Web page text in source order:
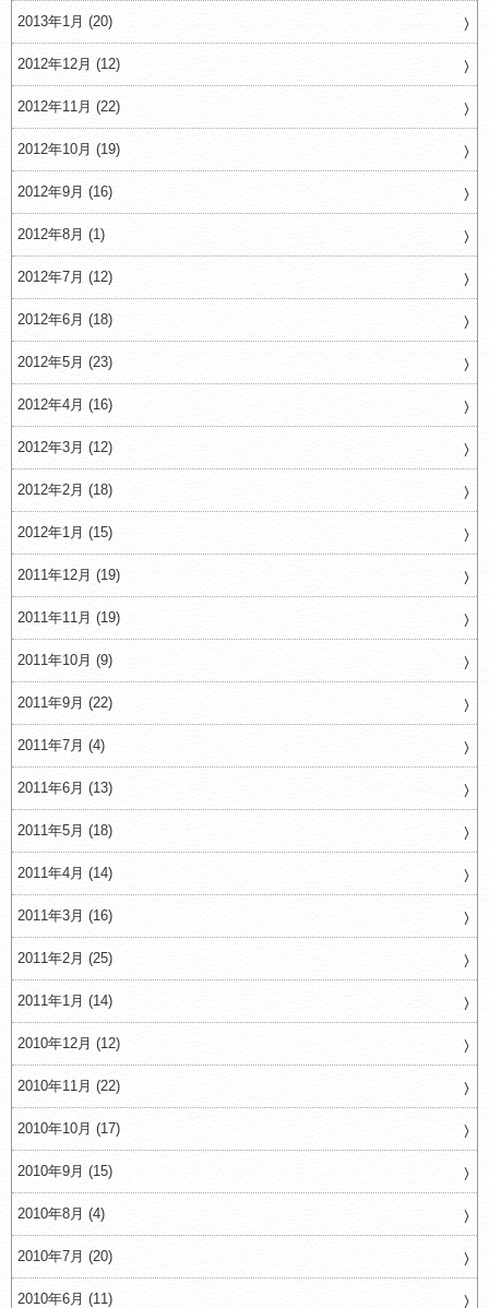
2013年1月 (20)
2012年12月 (12)
2012年11月 (22)
2012年10月 (19)
2012年9月 (16)
2012年8月 (1)
2012年7月 (12)
2012年6月 (18)
2012年5月 (23)
2012年4月 (16)
2012年3月 (12)
2012年2月 (18)
2012年1月 (15)
2011年12月 (19)
2011年11月 (19)
2011年10月 (9)
2011年9月 (22)
2011年7月 (4)
2011年6月 (13)
2011年5月 (18)
2011年4月 (14)
2011年3月 (16)
2011年2月 (25)
2011年1月 (14)
2010年12月 (12)
2010年11月 (22)
2010年10月 (17)
2010年9月 (15)
2010年8月 (4)
2010年7月 (20)
2010年6月 (11)